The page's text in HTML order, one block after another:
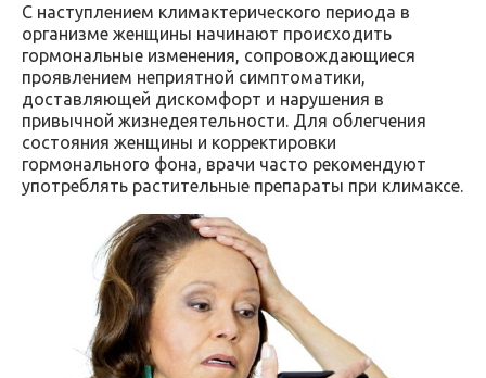
С наступлением климактерического периода в
организме женщины начинают происходить
гормональные изменения, сопровождающиеся
проявлением неприятной симптоматики,
доставляющей дискомфорт и нарушения в
привычной жизнедеятельности. Для облегчения
состояния женщины и корректировки
гормонального фона, врачи часто рекомендуют
употреблять растительные препараты при климаксе.